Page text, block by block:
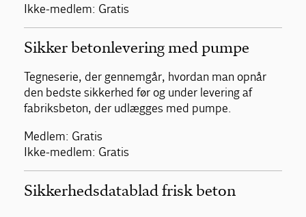
Ikke-medlem: Gratis
Sikker betonlevering med pumpe
Tegneserie, der gennemgår, hvordan man opnår
den bedste sikkerhed før og under levering af
fabriksbeton, der udlægges med pumpe.
Medlem: Gratis
Ikke-medlem: Gratis
Sikkerhedsdatablad frisk beton